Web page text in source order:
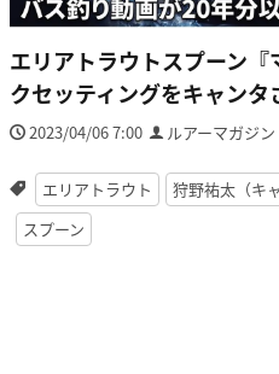
エリアトラウトスプーン
クセッティングをキャンタ
2023/04/06 7:00 ルアーマガジ
エリアトラウト 狩野祐太（キ
スプーン